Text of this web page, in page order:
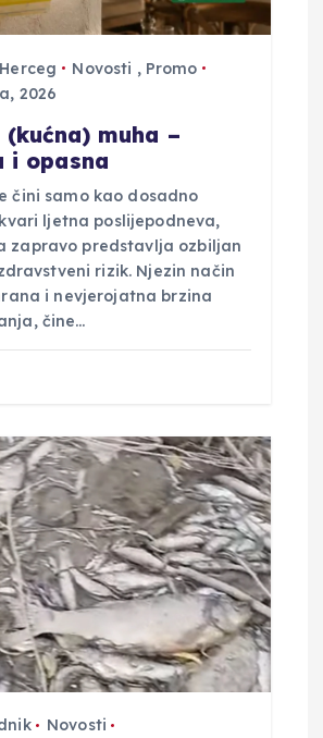
Novosti , Promo
2026
(kućna) muha –
i opasna
čini samo kao dosadno
ljetna poslijepodneva,
zapravo predstavlja ozbiljan
rizik. Njezin način
i nevjerojatna brzina
čine…
Novosti